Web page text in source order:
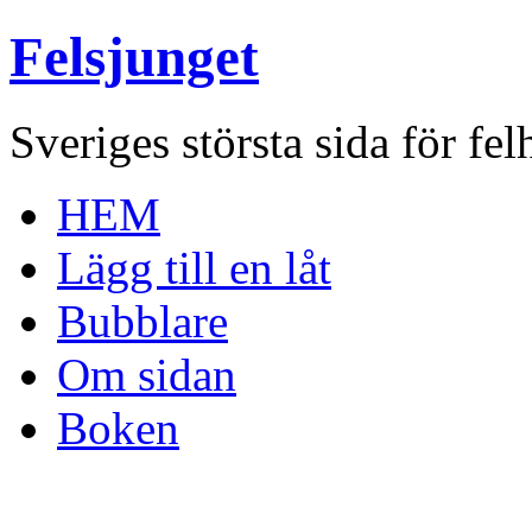
Felsjunget
Sveriges största sida för
HEM
Lägg till en låt
Bubblare
Om sidan
Boken